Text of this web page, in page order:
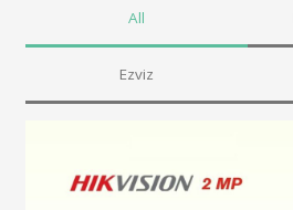
All
Ezviz